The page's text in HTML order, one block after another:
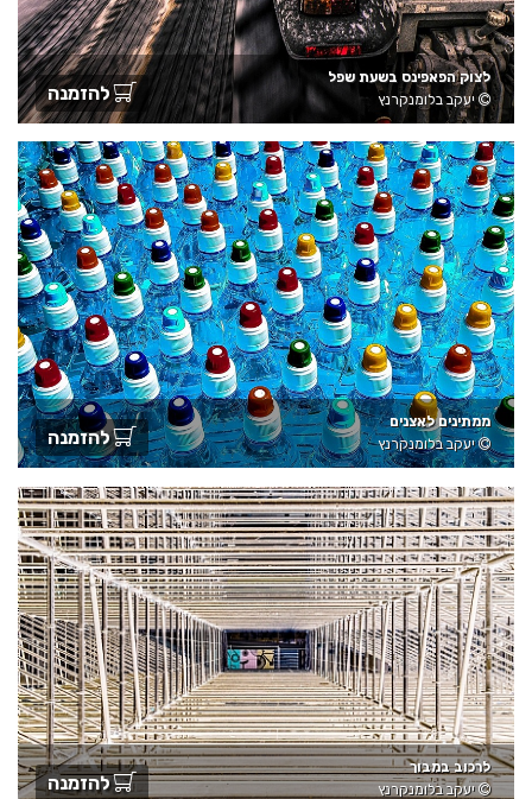
לצוק הפאפינס בשעת שפל
יעקב בלומנקרנץ
להזמנה
ממתינים לאצנים
יעקב בלומנקרנץ
להזמנה
לרכוב במבוך
יעקב בלומנקרנץ
להזמנה